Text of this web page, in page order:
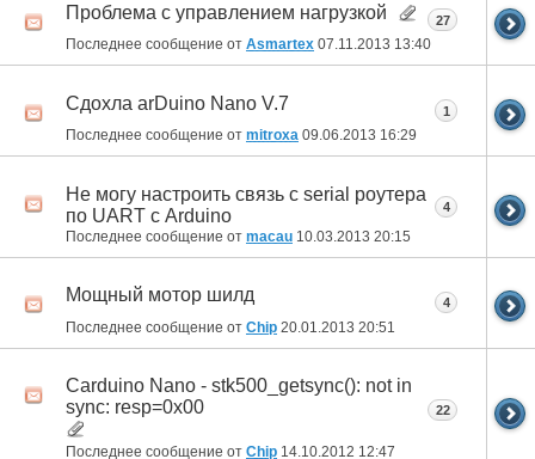
Проблема с управлением нагрузкой
Последнее сообщение от Asmartex 07.11.2013 13:40
27
Сдохла arDuino Nano V.7
Последнее сообщение от mitroxa 09.06.2013 16:29
1
Не могу настроить связь с serial роутера
по UART с Arduino
Последнее сообщение от macau 10.03.2013 20:15
4
Мощный мотор шилд
Последнее сообщение от Chip 20.01.2013 20:51
4
Carduino Nano - stk500_getsync(): not in
sync: resp=0x00
Последнее сообщение от Chip 14.10.2012 12:47
22